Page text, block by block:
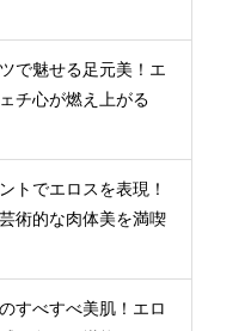
で魅せる足元美！エ
チ心が燃え上がる
トでエロスを表現！
術的な肉体美を満喫
すべすべ美肌！エロ